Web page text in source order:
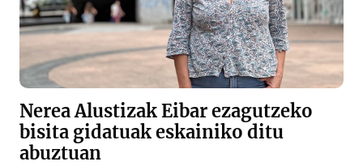
Nerea Alustizak Eibar ezagutzeko
bisita gidatuak eskainiko ditu
abuztuan